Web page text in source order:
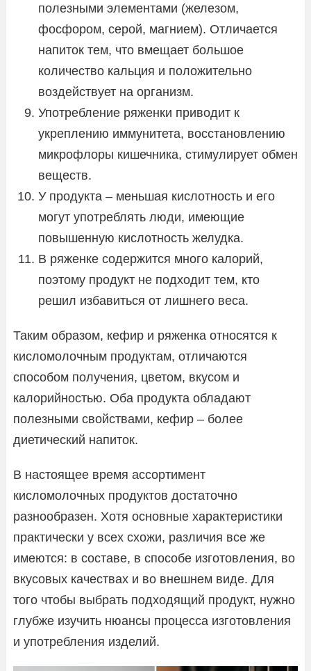
полезными элементами (железом,
фосфором, серой, магнием). Отличается
напиток тем, что вмещает большое
количество кальция и положительно
воздействует на организм.
Употребление ряженки приводит к
укреплению иммунитета, восстановлению
микрофлоры кишечника, стимулирует обмен
веществ.
У продукта – меньшая кислотность и его
могут употреблять люди, имеющие
повышенную кислотность желудка.
В ряженке содержится много калорий,
поэтому продукт не подходит тем, кто
решил избавиться от лишнего веса.
Таким образом, кефир и ряженка относятся к
кисломолочным продуктам, отличаются
способом получения, цветом, вкусом и
калорийностью. Оба продукта обладают
полезными свойствами, кефир – более
диетический напиток.
В настоящее время ассортимент
кисломолочных продуктов достаточно
разнообразен. Хотя основные характеристики
практически у всех схожи, различия все же
имеются: в составе, в способе изготовления, во
вкусовых качествах и во внешнем виде. Для
того чтобы выбрать подходящий продукт, нужно
глубже изучить нюансы процесса изготовления
и употребления изделий.